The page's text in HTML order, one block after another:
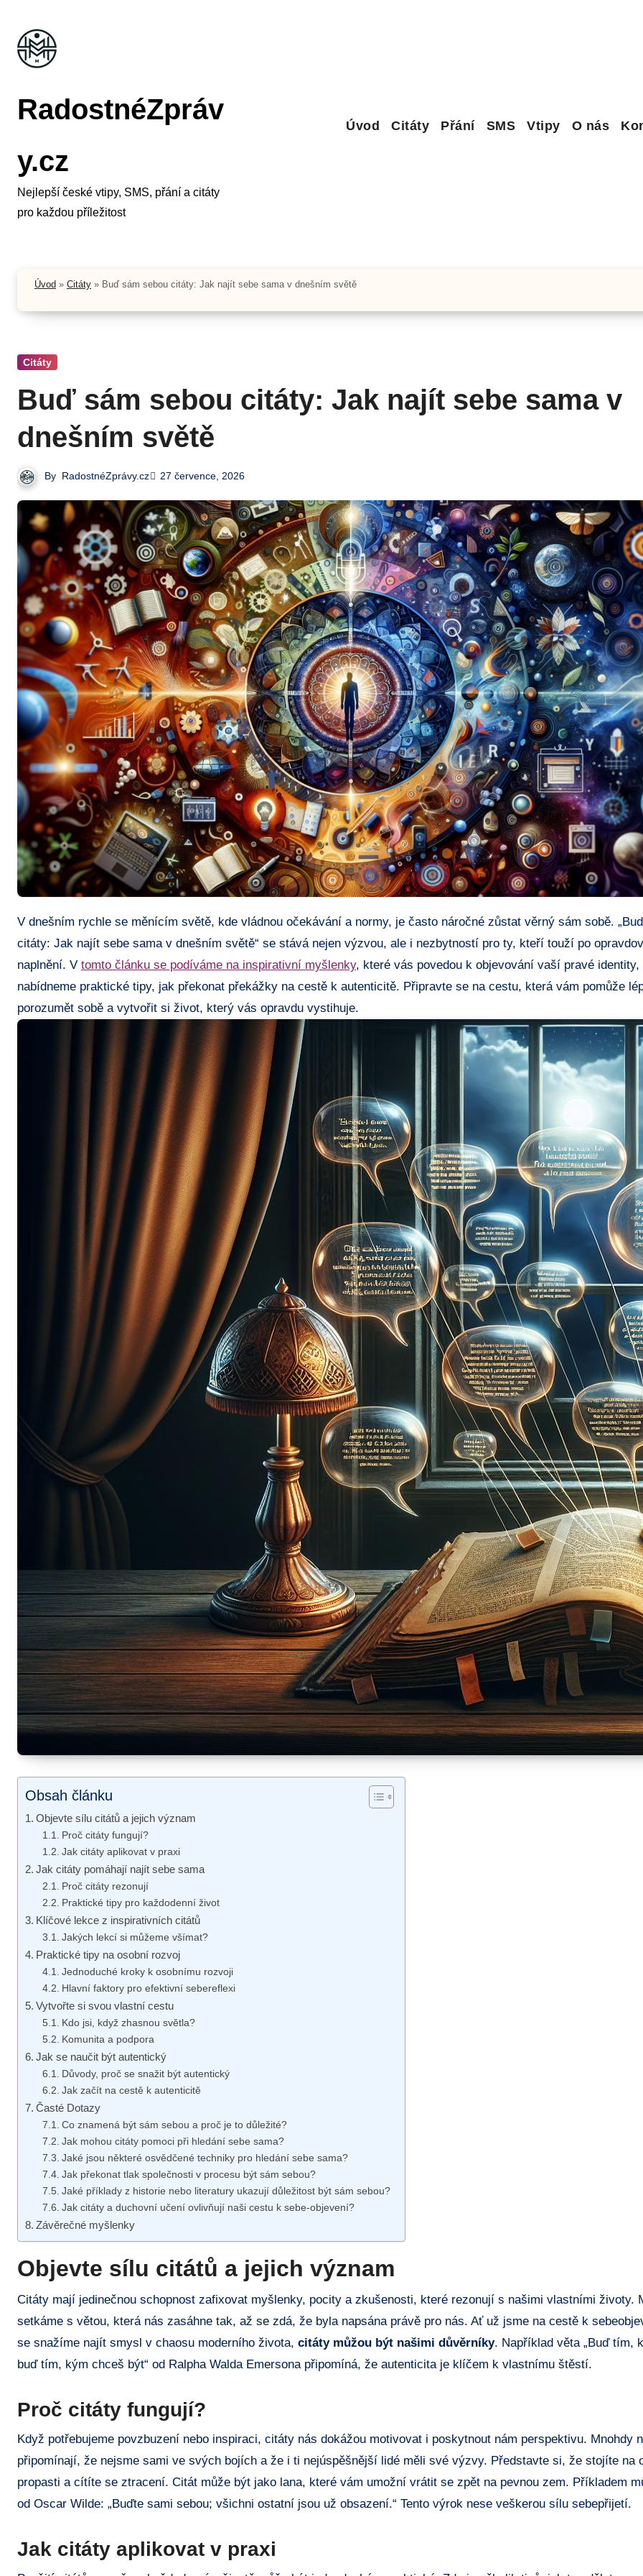
content
RadostnéZpráv
y.cz
Nejlepší české vtipy, SMS, přání a citáty
pro každou příležitost
Úvod Citáty Přání SMS Vtipy O nás
Úvod » Citáty » Buď sám sebou citáty: Jak najít sebe sama v dnešním světě
Citáty
Buď sám sebou citáty: Jak najít sebe sama v
dnešním světě
By RadostnéZprávy.cz 27 července, 2026
V dnešním rychle se měnícím světě, kde vládnou očekávání a normy, je často náročné zůstat věrný sám sobě. „Buď sám sebou
citáty: Jak najít sebe sama v dnešním světě“ se stává nejen výzvou, ale i nezbytností pro ty, kteří touží po
naplnění. V tomto článku se podíváme na inspirativní myšlenky, které vás povedou k objevování vaší pravé identity,
nabídneme praktické tipy, jak překonat překážky na cestě k autenticitě. Připravte se na cestu, která vám pomůže
porozumět sobě a vytvořit si život, který vás opravdu vystihuje.
Obsah článku
Objevte sílu citátů a jejich význam
Proč citáty fungují?
Jak citáty aplikovat v praxi
Jak citáty pomáhají najít sebe sama
Proč citáty rezonují
Praktické tipy pro každodenní život
Klíčové lekce z inspirativních citátů
Jakých lekcí si můžeme všímat?
Praktické tipy na osobní rozvoj
Jednoduché kroky k osobnímu rozvoji
Hlavní faktory pro efektivní sebereflexi
Vytvořte si svou vlastní cestu
Kdo jsi, když zhasnou světla?
Komunita a podpora
Jak se naučit být autentický
Důvody, proč se snažit být autentický
Jak začít na cestě k autenticitě
Časté Dotazy
Co znamená být sám sebou a proč je to důležité?
Jak mohou citáty pomoci při hledání sebe sama?
Jaké jsou některé osvědčené techniky pro hledání sebe sama?
Jak překonat tlak společnosti v procesu být sám sebou?
Jaké příklady z historie nebo literatury ukazují důležitost být sám sebou?
Jak citáty a duchovní učení ovlivňují naši cestu k sebe-objevení?
Závěrečné myšlenky
Objevte sílu citátů a jejich význam
Citáty mají jedinečnou schopnost zafixovat myšlenky, pocity a zkušenosti, které rezonují s našimi vlastními životy.
setkáme s větou, která nás zasáhne tak, až se zdá, že byla napsána právě pro nás. Ať už jsme na cestě k
se snažíme najít smysl v chaosu moderního života, citáty můžou být našimi důvěrníky. Například věta „Buď tím,
buď tím, kým chceš být“ od Ralpha Walda Emersona připomíná, že autenticita je klíčem k vlastnímu štěstí.
Proč citáty fungují?
Když potřebujeme povzbuzení nebo inspiraci, citáty nás dokážou motivovat i poskytnout nám perspektivu. Mnohdy
připomínají, že nejsme sami ve svých bojích a že i ti nejúspěšnější lidé měli své výzvy. Představte si, že stojíte na
propasti a cítíte se ztracení. Citát může být jako lana, které vám umožní vrátit se zpět na pevnou zem. Příkladem
od Oscar Wilde: „Buďte sami sebou; všichni ostatní jsou už obsazení.“ Tento výrok nese veškerou sílu sebepřijetí.
Jak citáty aplikovat v praxi